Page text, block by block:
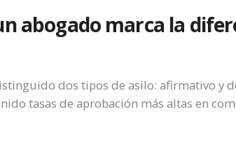
abogado marca la
dos tipos de asilo: afirmativo y
tasas de aprobación más altas en